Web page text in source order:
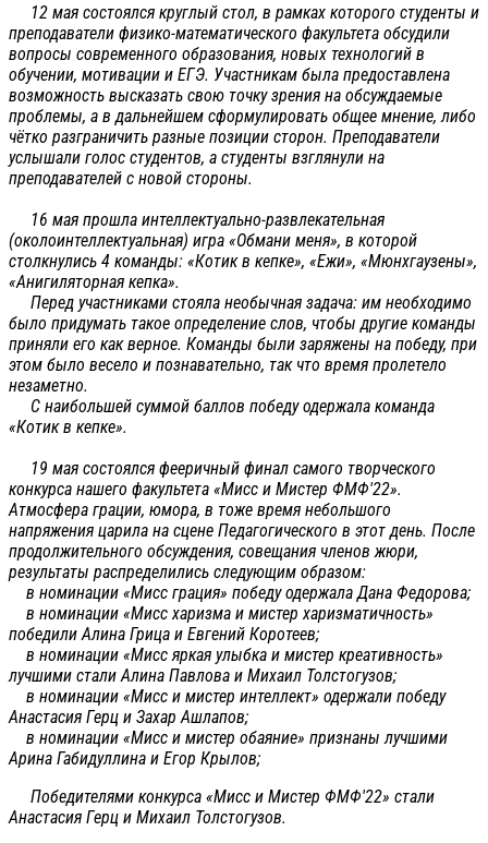
12 мая состоялся круглый стол, в рамках которого студенты и
преподаватели физико-математического факультета обсудили
вопросы современного образования, новых технологий в
обучении, мотивации и ЕГЭ. Участникам была предоставлена
возможность высказать свою точку зрения на обсуждаемые
проблемы, а в дальнейшем сформулировать общее мнение, либо
чётко разграничить разные позиции сторон. Преподаватели
услышали голос студентов, а студенты взглянули на
преподавателей с новой стороны.
16 мая прошла интеллектуально-развлекательная
(околоинтеллектуальная) игра «Обмани меня», в которой
столкнулись 4 команды: «Котик в кепке», «Ежи», «Мюнхгаузены»,
«Анигиляторная кепка».
Перед участниками стояла необычная задача: им необходимо
было придумать такое определение слов, чтобы другие команды
приняли его как верное. Команды были заряжены на победу, при
этом было весело и познавательно, так что время пролетело
незаметно.
С наибольшей суммой баллов победу одержала команда
«Котик в кепке».
19 мая состоялся фееричный финал самого творческого
конкурса нашего факультета «Мисс и Мистер ФМФ'22».
Атмосфера грации, юмора, в тоже время небольшого
напряжения царила на сцене Педагогического в этот день. После
продолжительного обсуждения, совещания членов жюри,
результаты распределились следующим образом:
в номинации «Мисс грация» победу одержала Дана Федорова;
в номинации «Мисс харизма и мистер харизматичность»
победили Алина Грица и Евгений Коротеев;
в номинации «Мисс яркая улыбка и мистер креативность»
лучшими стали Алина Павлова и Михаил Толстогузов;
в номинации «Мисс и мистер интеллект» одержали победу
Анастасия Герц и Захар Ашлапов;
в номинации «Мисс и мистер обаяние» признаны лучшими
Арина Габидуллина и Егор Крылов;
Победителями конкурса «Мисс и Мистер ФМФ'22» стали
Анастасия Герц и Михаил Толстогузов.